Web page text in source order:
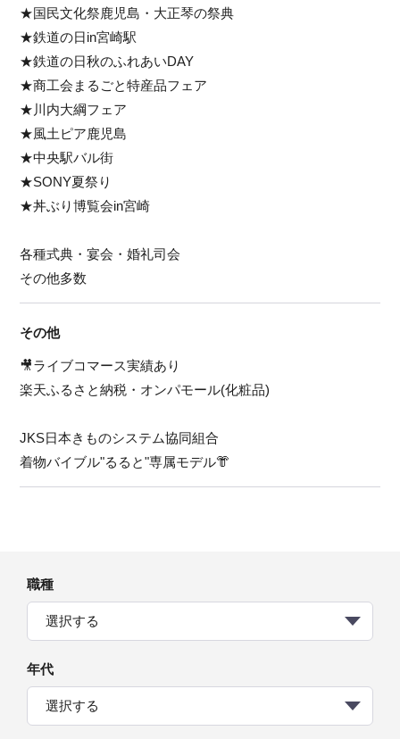
★国民文化祭鹿児島・大正琴の祭典
★鉄道の日in宮崎駅
★鉄道の日秋のふれあいDAY
★商工会まるごと特産品フェア
★川内大綱フェア
★風土ピア鹿児島
★中央駅バル街
★SONY夏祭り
★丼ぶり博覧会in宮崎
各種式典・宴会・婚礼司会
その他多数
その他
🎥ライブコマース実績あり
楽天ふるさと納税・オンパモール(化粧品)
JKS日本きものシステム協同組合
着物バイブル"るると"専属モデル👘
職種
選択する
年代
選択する